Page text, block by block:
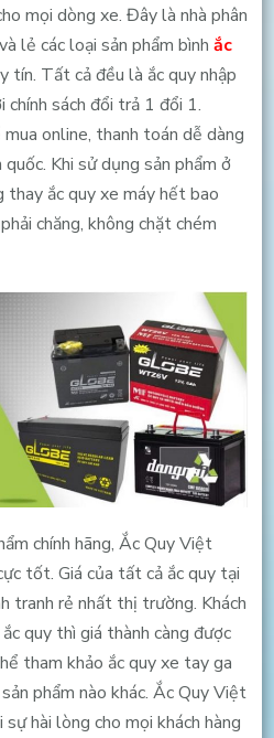
mọi dòng xe. Đây là nhà phân
lẻ các loại sản phẩm bình ắc
tín. Tất cả đều là ắc quy nhập
chính sách đổi trả 1 đổi 1.
mua online, thanh toán dễ dàng
Khi sử dụng sản phẩm ở
thay ắc quy xe máy hết bao
chăng, không chặt chém
chính hãng, Ắc Quy Việt
tốt. Giá của tất cả ắc quy tại
tranh rẻ nhất thị trường. Khách
quy thì giá thành càng được
tham khảo ắc quy xe tay ga
phẩm nào khác. Ắc Quy Việt
hài lòng cho mọi khách hàng